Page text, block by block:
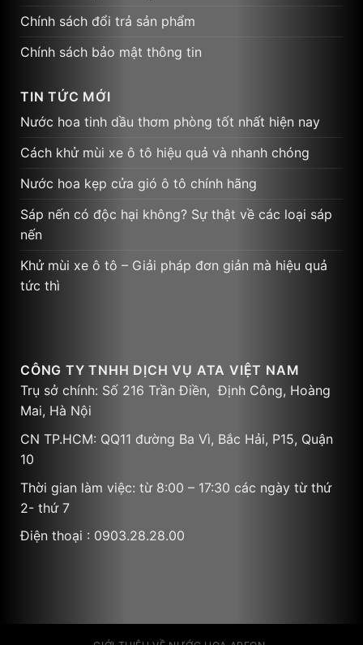
Chính sách đổi trả sản phẩm
Chính sách bảo mật thông tin
TIN TỨC MỚI
Nước hoa tinh dầu thơm phòng tốt nhất hiện nay
Cách khử mùi xe ô tô hiệu quả và nhanh chóng
Nước hoa kẹp cửa gió ô tô chính hãng
Sáp nến có độc hại không? Sự thật về các loại sáp
nến
Khử mùi xe ô tô – Giải pháp đơn giản mà hiệu quả
tức thì
CÔNG TY TNHH DỊCH VỤ ATA VIỆT NAM
Trụ sở chính: Số 216 Trần Điền, Định Công, Hoàng
Mai, Hà Nội
CN TP.HCM: QQ11 đường Ba Vì, Bắc Hải, P15, Quận
10
Thời gian làm việc: từ 8:00 – 17:30 các ngày từ thứ
2- thứ 7
Điện thoại : 0903.28.28.00